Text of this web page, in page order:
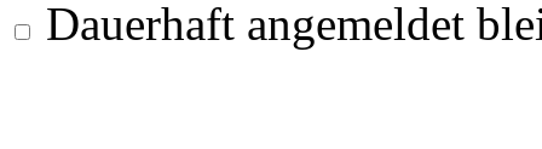
Dauerhaft angemeldet